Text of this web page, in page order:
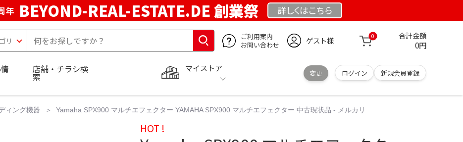
年 BEYOND-REAL-ESTATE.DE 創業祭 詳しくはこちら
ご利用案内
お問い合わせ
ゲスト様 0 合計金額
0円
マイストア
変更 ログイン 新規会員登録
店舗・チラシ検
索
ィング機器 Yamaha SPX900 マルチエフェクター YAMAHA SPX900 マルチエフェクター 中古現状品 - メルカリ
HOT !